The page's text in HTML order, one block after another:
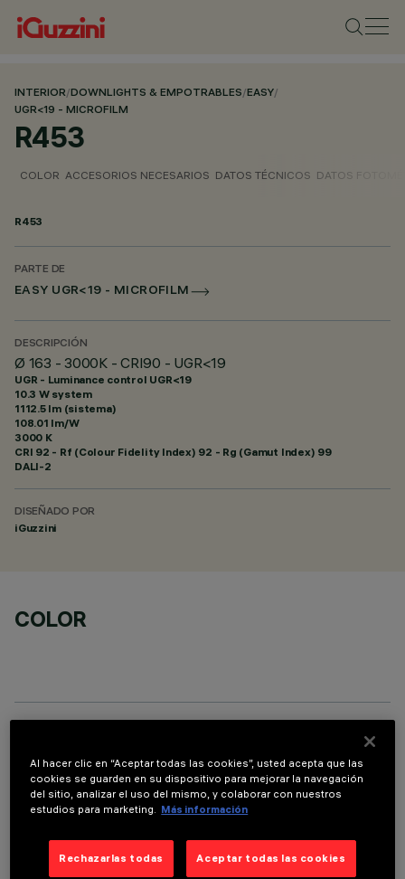
INTERIOR/DOWNLIGHTS & EMPOTRABLES/EASY/
UGR<19 - MICROFILM
R453
COLOR ACCESORIOS NECESARIOS DATOS TÉCNICOS DATOS
R453
PARTE DE
EASY UGR<19 - MICROFILM
DESCRIPCIÓN
Ø 163 - 3000K - CRI90 - UGR<19
UGR - Luminance control UGR<19
10.3 W system
1112.5 lm (sistema)
108.01 lm/W
3000 K
CRI 92 - Rf (Colour Fidelity Index) 92 - Rg (Gamut Index) 99
DALI-2
DISEÑADO POR
iGuzzini
COLOR
Es necesario pedir uno de los accesorios necesarios para instalar y utilizar correctamente el
producto:
Al hacer clic en “Aceptar todas las cookies”, usted acepta que las
cookies se guarden en su dispositivo para mejorar la navegación
del sitio, analizar el uso del mismo, y colaborar con nuestros
estudios para marketing.
Más información
Rechazarlas todas Aceptar todas las cookies